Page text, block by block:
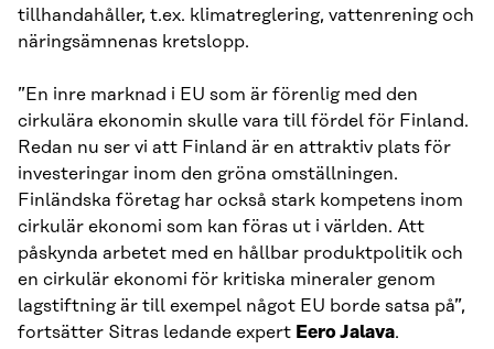
tillhandahåller, t.ex. klimatreglering, vattenrening och
näringsämnenas kretslopp.
”En inre marknad i EU som är förenlig med den
cirkulära ekonomin skulle vara till fördel för Finland.
Redan nu ser vi att Finland är en attraktiv plats för
investeringar inom den gröna omställningen.
Finländska företag har också stark kompetens inom
cirkulär ekonomi som kan föras ut i världen. Att
påskynda arbetet med en hållbar produktpolitik och
en cirkulär ekonomi för kritiska mineraler genom
lagstiftning är till exempel något EU borde satsa på”,
fortsätter Sitras ledande expert Eero Jalava.